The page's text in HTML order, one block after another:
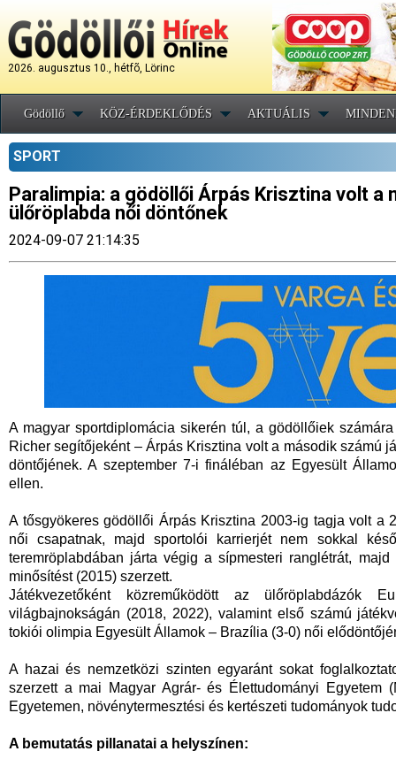
2026. augusztus 10., hétfõ, Lörinc
Gödöllő KÖZ-ÉRDEKLŐDÉS AKTUÁLIS
SPORT
Paralimpia: a gödöllői Árpás Krisztina volt
ülőröplabda női döntőnek
2024-09-07 21:14:35
A magyar sportdiplomácia sikerén túl, a gödöllőiek
Richer segítőjeként – Árpás Krisztina volt a második számú
döntőjének. A szeptember 7-ifináléban az Egyesült
ellen.
A tősgyökeres gödöllői Árpás Krisztina 2003-ig tagja volt a
női csapatnak, majd sportolói karrierjét nem sokkal
teremröplabdában járta végig a sípmesteri ranglétrát,
minősítést (2015) szerzett.
Játékvezetőként közreműködött az ülőröplabdázók
világbajnokságán (2018, 2022), valamint első számú
tokiói olimpia Egyesült Államok – Brazília (3-0) női
A hazai és nemzetközi szinten egyaránt sokat
szerzett a mai Magyar Agrár- és Élettudományi Egyetem
Egyetemen, növénytermesztési és kertészeti tudományok
A bemutatás pillanatai a helyszínen: